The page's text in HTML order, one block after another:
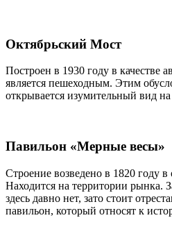
Октябрьский Мост
Построен в 1930 году в качестве
является пешеходным. Этим
открывается изумительный вид на
Павильон «Мерные весы»
Строение возведено в 1820 году в
Находится на территории рынка.
здесь давно нет, зато стоит
павильон, который относят к